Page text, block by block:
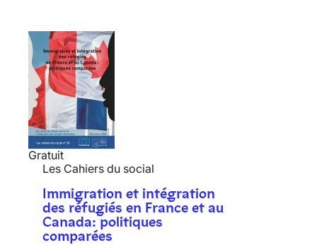
Gratuit
Les Cahiers du social
Immigration et intégration
des réfugiés en France et au
Canada: politiques
comparées